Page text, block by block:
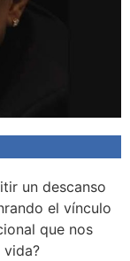
un descanso
el vínculo
que nos